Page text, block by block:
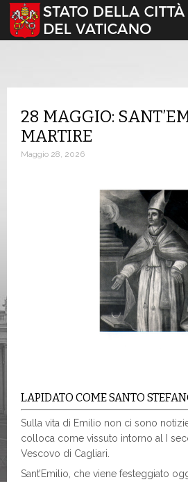
Seleziona la tua lingua
28 MAGGIO:
MARTIRE
Maggio 28, 2026
LAPIDATO COME SANTO
Sulla vita di Emilio non ci sono
colloca come vissuto intorno al I
Vescovo di Cagliari.
Sant’Emilio, che viene festeggiato